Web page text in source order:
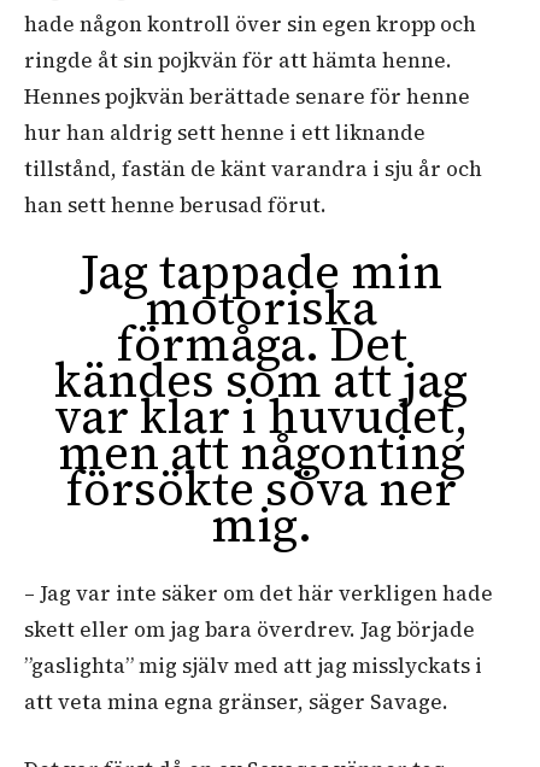
hade någon kontroll över sin egen kropp och
ringde åt sin pojkvän för att hämta henne.
Hennes pojkvän berättade senare för henne
hur han aldrig sett henne i ett liknande
tillstånd, fastän de känt varandra i sju år och
han sett henne berusad förut.
Jag tappade min
motoriska
förmåga. Det
kändes som att jag
var klar i huvudet,
men att någonting
försökte söva ner
mig.
– Jag var inte säker om det här verkligen hade
skett eller om jag bara överdrev. Jag började
”gaslighta” mig själv med att jag misslyckats i
att veta mina egna gränser, säger Savage.